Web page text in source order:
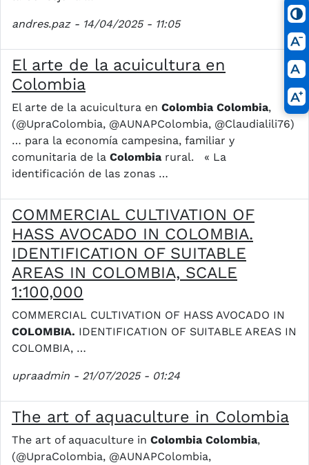
andres.paz - 14/04/2025 - 11:05
El arte de la acuicultura en
Colombia
El arte de la acuicultura en Colombia Colombia,
(@UpraColombia, @AUNAPColombia, @Claudialili76)
… para la economía campesina, familiar y
comunitaria de la Colombia rural. « La
identificación de las zonas …
COMMERCIAL CULTIVATION OF
HASS AVOCADO IN COLOMBIA.
IDENTIFICATION OF SUITABLE
AREAS IN COLOMBIA, SCALE
1:100,000
COMMERCIAL CULTIVATION OF HASS AVOCADO IN
COLOMBIA. IDENTIFICATION OF SUITABLE AREAS IN
COLOMBIA, …
upraadmin - 21/07/2025 - 01:24
The art of aquaculture in Colombia
The art of aquaculture in Colombia Colombia,
(@UpraColombia, @AUNAPColombia,